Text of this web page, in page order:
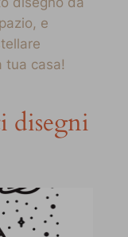
e
tua casa!
disegni